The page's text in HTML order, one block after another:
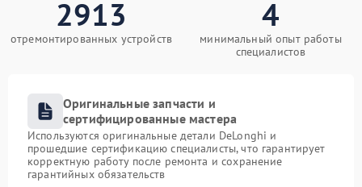
2913
отремонтированных устройств
4
минимальный опыт работы
специалистов
Оригинальные запчасти и
сертифицированные мастера
Используются оригинальные детали DeLonghi и
прошедшие сертификацию специалисты, что гарантирует
корректную работу после ремонта и сохранение
гарантийных обязательств